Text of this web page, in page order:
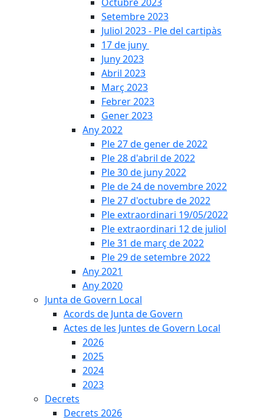
Setembre 2023
Juliol 2023 - Ple del cartipàs
17 de juny
Juny 2023
Abril 2023
Març 2023
Febrer 2023
Gener 2023
Any 2022
Ple 27 de gener de 2022
Ple 28 d'abril de 2022
Ple 30 de juny 2022
Ple de 24 de novembre 2022
Ple 27 d'octubre de 2022
Ple extraordinari 19/05/2022
Ple extraordinari 12 de juliol
Ple 31 de març de 2022
Ple 29 de setembre 2022
Any 2021
Any 2020
Junta de Govern Local
Acords de Junta de Govern
Actes de les Juntes de Govern Local
2026
2025
2024
2023
Decrets
Decrets 2026